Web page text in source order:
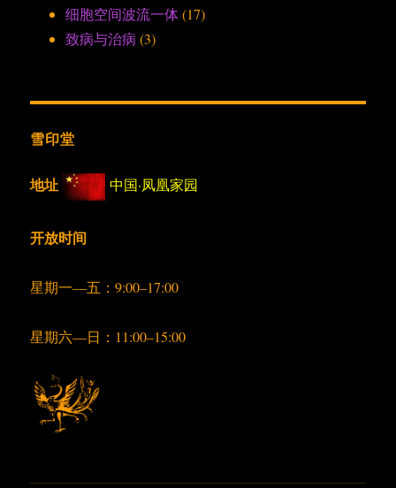
细胞空间波流一体(17)
致病与治病 (3)
雪印堂
地址 中国·凤凰家园
开放时间
星期一—五：9:00–17:00
星期六—日：11:00–15:00